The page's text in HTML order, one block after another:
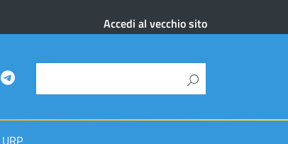
Accedi al vecchio sito
URP